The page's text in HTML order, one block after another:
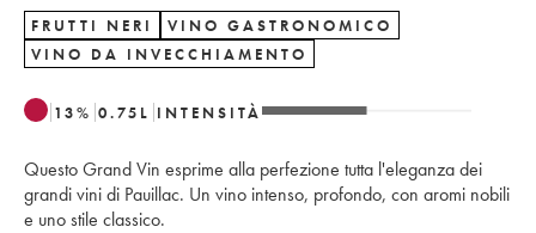
FRUTTI NERI
VINO GASTRONOMICO
VINO DA INVECCHIAMENTO
13% 0.75 L INTENSITÀ
Questo Grand Vin esprime alla perfezione tutta l'eleganza dei
grandi vini di Pauillac. Un vino intenso, profondo, con aromi nobili
e uno stile classico.